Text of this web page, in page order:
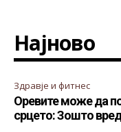
Најново
Здравје и фитнес
Оревите може да
срцето: Зошто